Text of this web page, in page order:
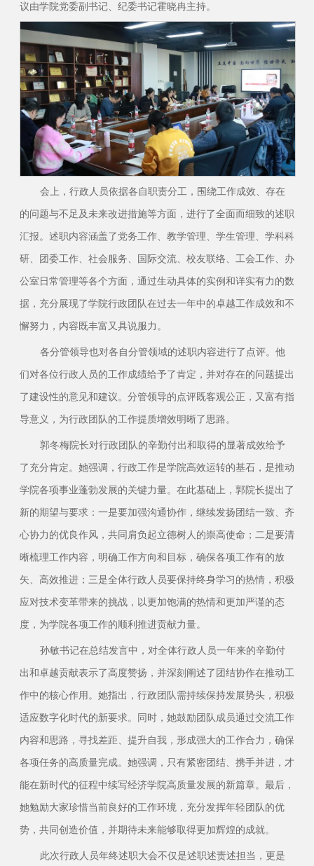
议由学院党委副书记、纪委书记霍晓冉主持。
会上，行政人员依据各自职责分工，围绕工作成效、存在
的问题与不足及未来改进措施等方面，进行了全面而细致的述职
汇报。述职内容涵盖了党务工作、教学管理、学生管理、学科科
研、团委工作、社会服务、国际交流、校友联络、工会工作、办
公室日常管理等各个方面，通过生动具体的实例和详实有力的数
据，充分展现了学院行政团队在过去一年中的卓越工作成效和不
懈努力，内容既丰富又具说服力。
各分管领导也对各自分管领域的述职内容进行了点评。他
们对各位行政人员的工作成绩给予了肯定，并对存在的问题提出
了建设性的意见和建议。分管领导的点评既客观公正，又富有指
导意义，为行政团队的工作提质增效明晰了思路。
郭冬梅院长对行政团队的辛勤付出和取得的显著成效给予
了充分肯定。她强调，行政工作是学院高效运转的基石，是推动
学院各项事业蓬勃发展的关键力量。在此基础上，郭院长提出了
新的期望与要求：一是要加强沟通协作，继续发扬团结一致、齐
心协力的优良作风，共同肩负起立德树人的崇高使命；二是要清
晰梳理工作内容，明确工作方向和目标，确保各项工作有的放
矢、高效推进；三是全体行政人员要保持终身学习的热情，积极
应对技术变革带来的挑战，以更加饱满的热情和更加严谨的态
度，为学院各项工作的顺利推进贡献力量。
孙敏书记在总结发言中，对全体行政人员一年来的辛勤付
出和卓越贡献表示了高度赞扬，并深刻阐述了团结协作在推动工
作中的核心作用。她指出，行政团队需持续保持发展势头，积极
适应数字化时代的新要求。同时，她鼓励团队成员通过交流工作
内容和思路，寻找差距、提升自我，形成强大的工作合力，确保
各项任务的高质量完成。她强调，只有紧密团结、携手并进，才
能在新时代的征程中续写经济学院高质量发展的新篇章。最后，
她勉励大家珍惜当前良好的工作环境，充分发挥年轻团队的优
势，共同创造价值，并期待未来能够取得更加辉煌的成就。
此次行政人员年终述职大会不仅是述职述责述担当，更是